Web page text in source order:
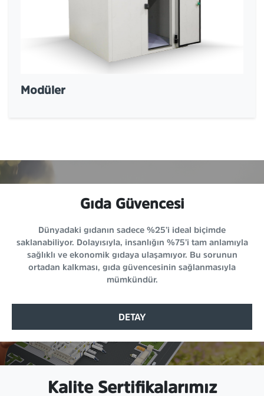
Modüler
Gıda Güvencesi
Dünyadaki gıdanın sadece %25’i ideal biçimde
saklanabiliyor. Dolayısıyla, insanlığın %75’i tam anlamıyla
sağlıklı ve ekonomik gıdaya ulaşamıyor. Bu sorunun
ortadan kalkması, gıda güvencesinin sağlanmasıyla
mümkündür.
DETAY
Kalite Sertifikalarımız